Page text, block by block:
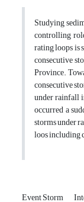
Studying
controlling
rating loops is
consecutive
Province.
consecutive
under rainfall
occurred a
storms under
loos including
Event Storm